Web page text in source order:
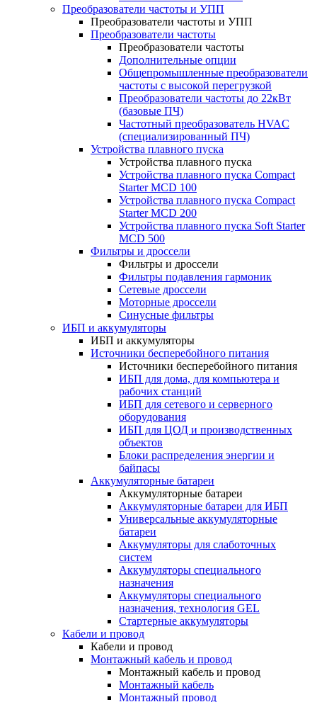
Преобразователи частоты и УПП
Преобразователи частоты и УПП
Преобразователи частоты
Преобразователи частоты
Дополнительные опции
Общепромышленные преобразователи
частоты с высокой перегрузкой
Преобразователи частоты до 22кВт
(базовые ПЧ)
Частотный преобразователь HVAC
(специализированный ПЧ)
Устройства плавного пуска
Устройства плавного пуска
Устройства плавного пуска Compact
Starter MCD 100
Устройства плавного пуска Compact
Starter MCD 200
Устройства плавного пуска Soft Starter
MCD 500
Фильтры и дроссели
Фильтры и дроссели
Фильтры подавления гармоник
Сетевые дроссели
Моторные дроссели
Синусные фильтры
ИБП и аккумуляторы
ИБП и аккумуляторы
Источники бесперебойного питания
Источники бесперебойного питания
ИБП для дома, для компьютера и
рабочих станций
ИБП для сетевого и серверного
оборудования
ИБП для ЦОД и производственных
объектов
Блоки распределения энергии и
байпасы
Аккумуляторные батареи
Аккумуляторные батареи
Аккумуляторные батареи для ИБП
Универсальные аккумуляторные
батареи
Аккумуляторы для слаботочных
систем
Аккумуляторы специального
назначения
Аккумуляторы специального
назначения, технология GEL
Стартерные аккумуляторы
Кабели и провод
Кабели и провод
Монтажный кабель и провод
Монтажный кабель и провод
Монтажный кабель
Монтажный провод